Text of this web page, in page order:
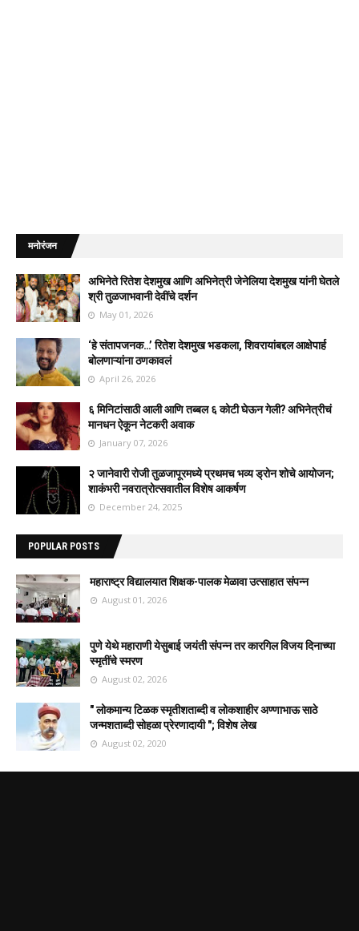
मनोरंजन
अभिनेते रितेश देशमुख आणि अभिनेत्री जेनेलिया देशमुख यांनी घेतले
श्री तुळजाभवानी देवींचे दर्शन
May 01, 2026
‘हे संतापजनक…’ रितेश देशमुख भडकला, शिवरायांबद्दल आक्षेपार्ह
बोलणाऱ्यांना ठणकावलं
April 26, 2026
६ मिनिटांसाठी आली आणि तब्बल ६ कोटी घेऊन गेली? अभिनेत्रीचं
मानधन ऐकून नेटकरी अवाक
January 07, 2026
२ जानेवारी रोजी तुळजापूरमध्ये प्रथमच भव्य ड्रोन शोचे आयोजन;
शाकंभरी नवरात्रोत्सवातील विशेष आकर्षण
December 24, 2025
POPULAR POSTS
महाराष्ट्र विद्यालयात शिक्षक-पालक मेळावा उत्साहात संपन्न
August 01, 2026
पुणे येथे महाराणी येसुबाई जयंती संपन्न तर कारगिल विजय दिनाच्या
स्मृतींचे स्मरण
August 02, 2026
" लोकमान्य टिळक स्मृतीशताब्दी व लोकशाहीर अण्णाभाऊ साठे
जन्मशताब्दी सोहळा प्रेरणादायी "; विशेष लेख
August 02, 2020